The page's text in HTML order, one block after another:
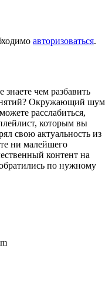
авторизоваться.
чем разбавить
Окружающий шум
расслабиться,
которым вы
свою актуальность из
ни малейшего
контент на
по нужному
радостью
Специально
самых лучших
стилистиках. Огромное
востребованные и
и зарубежных
KGZ Music!
богатую коллекцию
с возможностью